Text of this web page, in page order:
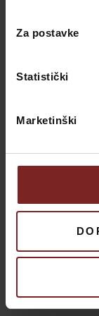
Za postavke
Statistički
Marketinški
Villa